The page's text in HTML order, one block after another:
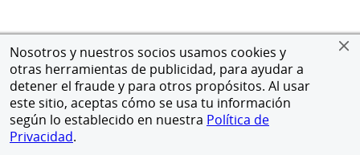
Nosotros y nuestros socios usamos cookies y
otras herramientas de publicidad, para ayudar a
detener el fraude y para otros propósitos. Al usar
este sitio, aceptas cómo se usa tu información
según lo establecido en nuestra Política de
Privacidad.